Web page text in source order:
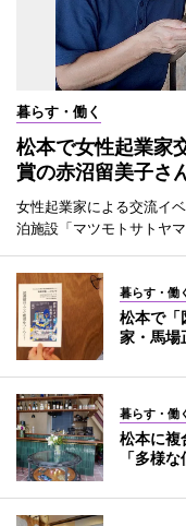
暮らす・働く
松本で女性起業
賞の赤沼留美子さ
女性起業家による交流イ
泊施設「マツモトサトヤ
暮らす・働
松本で
家・馬場
暮らす・働
松本に複
「多様